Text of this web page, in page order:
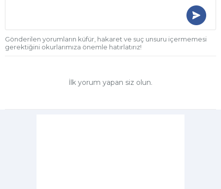
Gönderilen yorumların küfür, hakaret ve suç unsuru içermemesi
gerektiğini okurlarımıza önemle hatırlatırız!
İlk yorum yapan siz olun.